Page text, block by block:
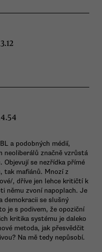
a podobných médií,
neoliberálů značně vzrůstá
se nezřídka přímé
tak mafiánů. Mnozí z
, dříve jen lehce kritičtí k
němu zvoní napoplach. Je
se slušný
je s podivem, že opoziční
kritika systému je daleko
metoda, jak přesvědčit
Na mě tedy nepůsobí.